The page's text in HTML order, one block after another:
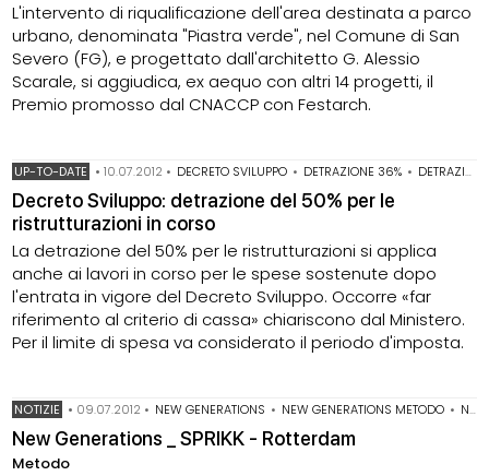
L'intervento di riqualificazione dell'area destinata a parco
urbano, denominata "Piastra verde", nel Comune di San
Severo (FG), e progettato dall'architetto G. Alessio
Scarale, si aggiudica, ex aequo con altri 14 progetti, il
Premio promosso dal CNACCP con Festarch.
UP-TO-DATE •10.07.2012 • DECRETO SVILUPPO • DETRAZIONE 36% • DETRAZIONE 50%
Decreto Sviluppo: detrazione del 50% per le
ristrutturazioni in corso
La detrazione del 50% per le ristrutturazioni si applica
anche ai lavori in corso per le spese sostenute dopo
l'entrata in vigore del Decreto Sviluppo. Occorre «far
riferimento al criterio di cassa» chiariscono dal Ministero.
Per il limite di spesa va considerato il periodo d'imposta.
NOTIZIE • 09.07.2012 • NEW GENERATIONS • NEW GENERATIONS METODO • NEW GENERATIONS OLANDA
New Generations _ SPRIKK - Rotterdam
Metodo